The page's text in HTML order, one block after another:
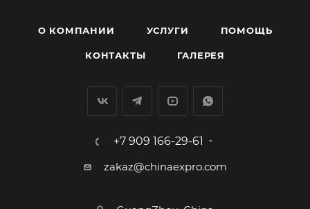
О КОМПАНИИ УСЛУГИ ПОМОЩЬ
КОНТАКТЫ ГАЛЕРЕЯ
+7 909 166-29-61
zakaz@chinaexpro.com